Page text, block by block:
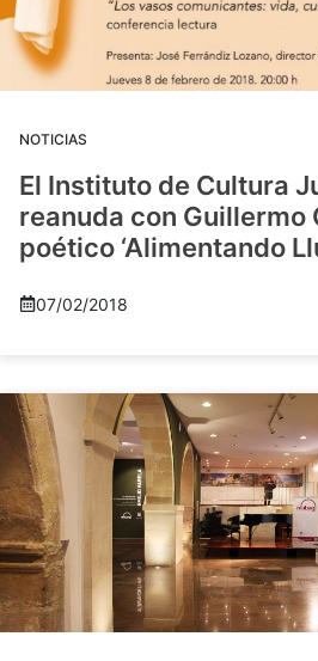
NOTICIAS
El Instituto de Cultura
reanuda con Guillermo
poético ‘Alimentando
07/02/2018